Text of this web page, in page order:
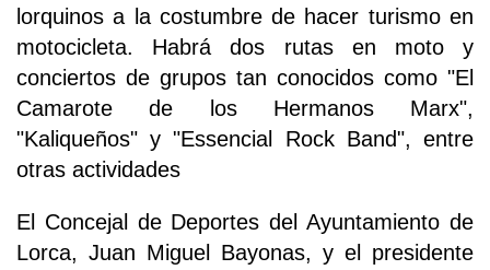
lorquinos a la costumbre de hacer turismo en
motocicleta. Habrá dos rutas en moto y
conciertos de grupos tan conocidos como "El
Camarote de los Hermanos Marx",
"Kaliqueños" y "Essencial Rock Band", entre
otras actividades
El Concejal de Deportes del Ayuntamiento de
Lorca, Juan Miguel Bayonas, y el presidente